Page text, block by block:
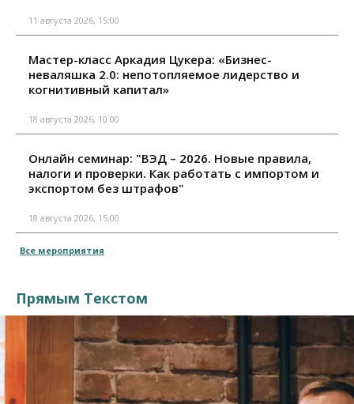
11 августа 2026, 15:00
Мастер-класс Аркадия Цукера: «Бизнес-
неваляшка 2.0: непотопляемое лидерство и
когнитивный капитал»
18 августа 2026, 10:00
Онлайн семинар: "ВЭД – 2026. Новые правила,
налоги и проверки. Как работать с импортом и
экспортом без штрафов"
18 августа 2026, 15:00
Все мероприятия
Прямым Текстом